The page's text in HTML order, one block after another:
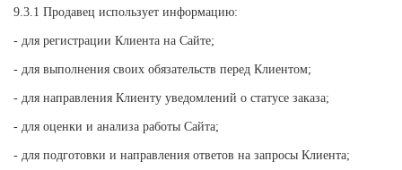
9.3.1 Продавец использует информацию:
- для регистрации Клиента на Сайте;
- для выполнения своих обязательств перед Клиентом;
- для направления Клиенту уведомлений о статусе заказа;
- для оценки и анализа работы Сайта;
- для подготовки и направления ответов на запросы Клиента;